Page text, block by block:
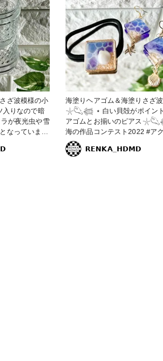
ざ波模様の小
が夜光虫や雪
なっています
ざ波 #さざ
海塗りヘアゴム＆海塗りさざ
𓇼𓆡𓆉 ⋆ 白い貝殻がポイントのヘ
アゴムとお揃いのピアス
海の作品コンテスト2022 #アクセサリ
ー部 #販売中 #ピアス #ヘアアクセサ
リー #レジン #レジンアクセサ
𝗥𝗘𝗡𝗞𝗔_𝗛𝗗𝗠𝗗